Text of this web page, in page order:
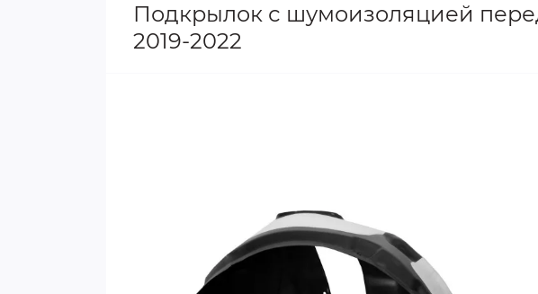
Подкрылок с шумоизоляцией
2019-2022